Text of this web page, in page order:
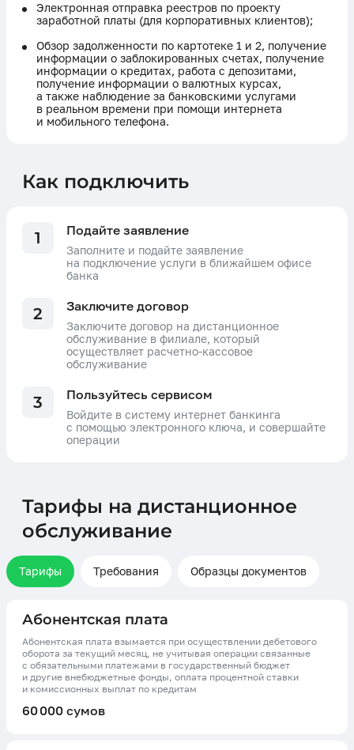
Электронная отправка реестров по проекту
заработной платы (для корпоративных клиентов);
Обзор задолженности по картотеке 1 и 2, получение
информации о заблокированных счетах, получение
информации о кредитах, работа с депозитами,
получение информации о валютных курсах,
а также наблюдение за банковскими услугами
в реальном времени при помощи интернета
и мобильного телефона.
Как подключить
1 Подайте заявление
Заполните и подайте заявление
на подключение услуги в ближайшем офисе
банка
2 Заключите договор
Заключите договор на дистанционное
обслуживание в филиале, который
осуществляет расчетно-кассовое
обслуживание
3 Пользуйтесь сервисом
Войдите в систему интернет банкинга
с помощью электронного ключа, и совершайте
операции
Тарифы на дистанционное
обслуживание
Тарифы Требования Образцы документов
Абонентская плата
Абонентская плата взымается при осуществлении дебетового
оборота за текущий месяц, не учитывая операции связанные
с обязательными платежами в государственный бюджет
и другие внебюджетные фонды, оплата процентной ставки
и комиссионных выплат по кредитам
60 000 сумов